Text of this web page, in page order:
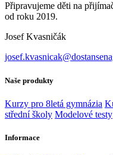
Připravujeme děti na
od roku 2019.
Josef Kvasničák
Naše produkty
Kurzy pro 8letá gymnázia
střední školy Modelové testy
Informace